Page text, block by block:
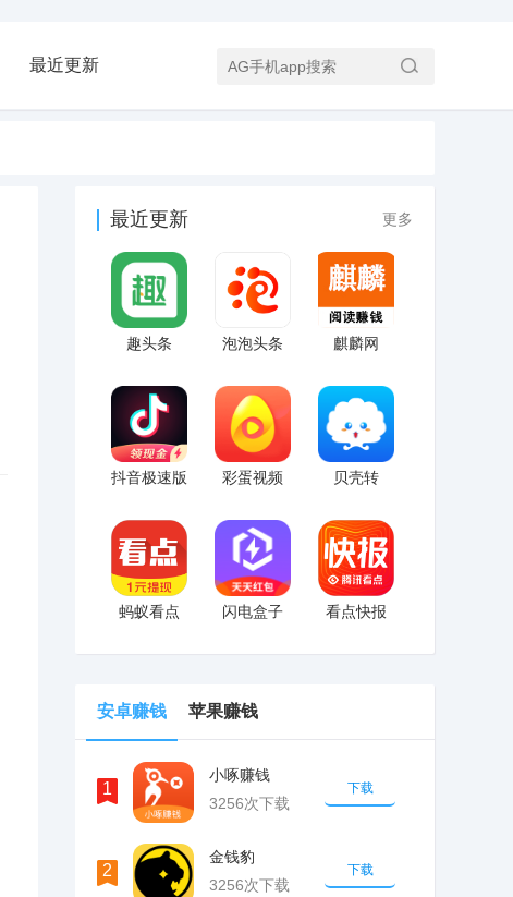
最近更新
最近更新 更多
趣头条 泡泡头条 麒麟网
抖音极速版 彩蛋视频 贝壳转
蚂蚁看点 闪电盒子 看点快报
安卓赚钱 苹果赚钱
1
小啄赚钱
3256次下载
下载
2
金钱豹
3256次下载
下载